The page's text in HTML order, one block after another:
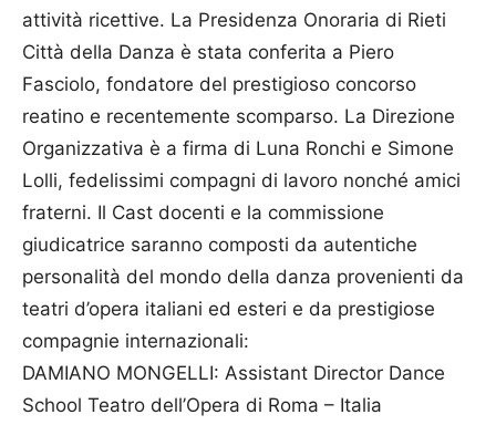
attività ricettive. La Presidenza Onoraria di Rieti
Città della Danza è stata conferita a Piero
Fasciolo, fondatore del prestigioso concorso
reatino e recentemente scomparso. La Direzione
Organizzativa è a firma di Luna Ronchi e Simone
Lolli, fedelissimi compagni di lavoro nonché amici
fraterni. Il Cast docenti e la commissione
giudicatrice saranno composti da autentiche
personalità del mondo della danza provenienti da
teatri d’opera italiani ed esteri e da prestigiose
compagnie internazionali:
DAMIANO MONGELLI: Assistant Director Dance
School Teatro dell’Opera di Roma – Italia